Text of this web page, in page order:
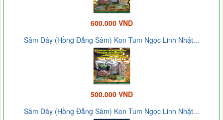
600.000 VND
Sâm Dây (Hồng Đẳng Sâm) Kon Tum Ngọc Linh Nhật...
500.000 VND
Sâm Dây (Hồng Đẳng Sâm) Kon Tum Ngọc Linh Nhật...